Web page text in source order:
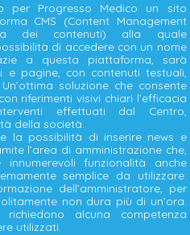
per Progresso Medico un sito
CMS (Content Management
dei contenuti) alla quale
di accedere con un nome
a questa piattaforma, sarà
e pagine, con contenuti testuali,
soluzione che consente
riferimenti visivi chiari l’efficacia
effettuati dal Centro,
della società.
la possibilità di inserire news e
l’area di amministrazione che,
funzionalità anche
semplice da utilizzare:
dell’amministratore, per
non dura più di un’ora.
alcuna competenza
utilizzati.